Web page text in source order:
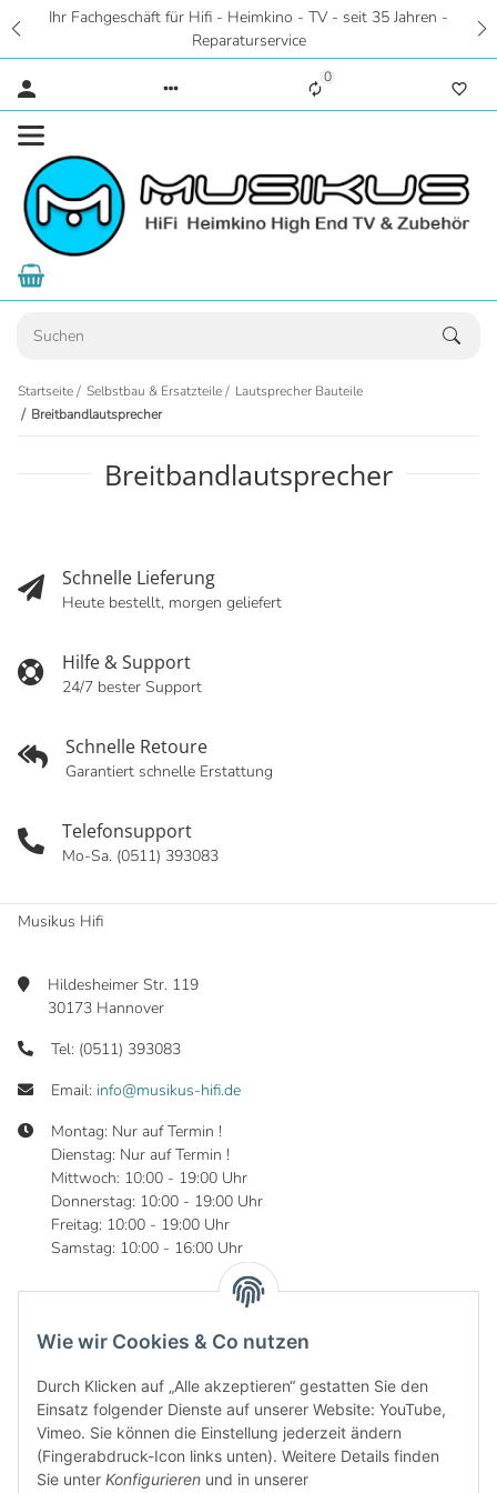
Wie wir Cookies & Co nutzen
Durch Klicken auf „Alle akzeptieren“ gestatten Sie den
Einsatz folgender Dienste auf unserer Website: YouTube,
Vimeo. Sie können die Einstellung jederzeit ändern
(Fingerabdruck-Icon links unten). Weitere Details finden
Sie unter Konfigurieren und in unserer
Ihr Fachgeschäft für Hifi - Heimkino - TV - seit 35 Jahren -
Reparaturservice
0
Startseite Selbstbau & Ersatzteile
Lautsprecher Bauteile
Breitbandlautsprecher
Breitbandlautsprecher
Schnelle Lieferung
Heute bestellt, morgen geliefert
Hilfe & Support
24/7 bester Support
Schnelle Retoure
Garantiert schnelle Erstattung
Telefonsupport
Mo-Sa. (0511) 393083
Musikus Hifi
Hildesheimer Str. 119
30173 Hannover
Tel: (0511) 393083
Email: info@musikus-hifi.de
Montag: Nur auf Termin !
Dienstag: Nur auf Termin !
Mittwoch: 10:00 - 19:00 Uhr
Donnerstag: 10:00 - 19:00 Uhr
Freitag: 10:00 - 19:00 Uhr
Samstag: 10:00 - 16:00 Uhr
Informationen
Gesetzliche Informationen